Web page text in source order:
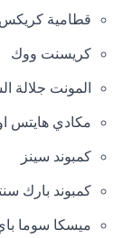
قطامية كريكس
كريسنت ووك
المونت جلالة
مكادي هايتس
كمبوند سينز
كمبوند بارك
ميسكا سوما